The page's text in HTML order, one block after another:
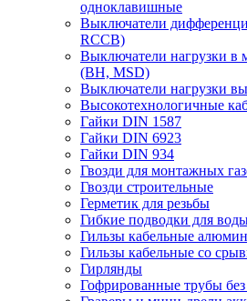
одноклавишные
Выключатели
RCCB)
Выключатели нагрузки в
(ВН, MSD)
Выключатели нагрузки
Высокотехнологичные
Гайки DIN 1587
Гайки DIN 6923
Гайки DIN 934
Гвозди для монтажных
Гвозди строительные
Герметик для резьбы
Гибкие подводки для
Гильзы кабельные
Гильзы кабельные со
Гирлянды
Гофрированные трубы